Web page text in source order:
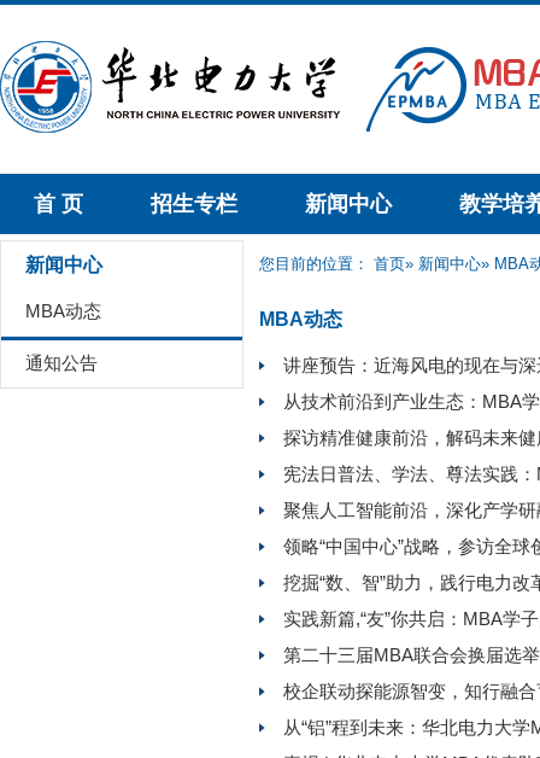
首 页 招生专栏 新闻中心 教学培
新闻中心
MBA动态
通知公告
您目前的位置： 首页» 新闻中心» MBA
MBA动态
讲座预告：近海风电的现在与
从技术前沿到产业生态：MBA
探访精准健康前沿，解码未来
宪法日普法、学法、尊法实践
聚焦人工智能前沿，深化产学
领略“中国中心”战略，参访全
挖掘“数、智”助力，践行电力
实践新篇,“友”你共启：MBA学
第二十三届MBA联合会换届选
校企联动探能源智变，知行融
从“铝”程到未来：华北电力大